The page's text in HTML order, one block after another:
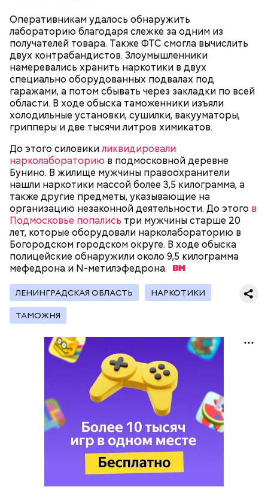
Оперативникам удалось обнаружить
лабораторию благодаря слежке за одним из
получателей товара. Также ФТС смогла вычислить
двух контрабандистов. Злоумышленники
намеревались хранить наркотики в двух
специально оборудованных подвалах под
гаражами, а потом сбывать через закладки по всей
области. В ходе обыска таможенники изъяли
холодильные установки, сушилки, вакууматоры,
грипперы и две тысячи литров химикатов.
До этого силовикиликвидировали
нарколабораторию в подмосковной деревне
Бунино. В жилище мужчины правоохранители
нашли наркотики массой более 3,5 килограмма, а
также другие предметы, указывающие на
организацию незаконной деятельности. До этого в
Подмосковье попались три мужчины старше 20
лет, которые оборудовали нарколабораторию в
Богородском городском округе. В ходе обыска
полицейские обнаружили около 9,5 килограмма
мефедрона и N-метилэфедрона.
ЛЕНИНГРАДСКАЯ ОБЛАСТЬ НАРКОТИКИ
ТАМОЖНЯ
Следователи считали, что в период с 2019 по 2021
год Гасанов уклонился от уплаты налогов на более
чем 170 миллионов рублей. Эти деньги он якобы
распределил между родственниками и
собственными счетами.
— Гасанов, являясь индивидуальным
предпринимателем, осуществлял
предпринимательскую деятельность в области
продажи и размещения рекламы в социальных
сетях. С целью сокрытия своих доходов часть
денежных средств от спонсоров розыгрышей,
покупателей различных мотивационных курсов и
прогнозов ставок на спорт Гасанов получал на
свои личные лицевые счета как физического лица, а
также на подконтрольные родственникам лицевые
счета, — пояснили вмосковской прокуратуре
Родственники обналичивали деньги и возвращали
их Гасанову. А чтобы пользоваться деньгами и не
вызвать подозрений у налоговой, Гасанов либо
распределял их между еще несколькими счетами,
либопокупал на них квартиры.